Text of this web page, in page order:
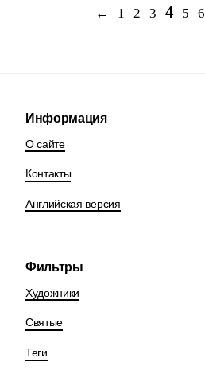
← 1 2 3 4 5 6
Информация
О сайте
Контакты
Английская версия
Фильтры
Художники
Святые
Теги